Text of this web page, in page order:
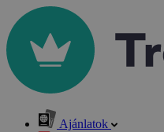
Ajánlatok